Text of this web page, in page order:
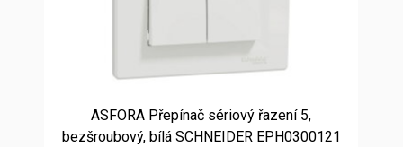
ASFORA Přepínač sériový řazení 5,
bezšroubový, bílá SCHNEIDER EPH0300121